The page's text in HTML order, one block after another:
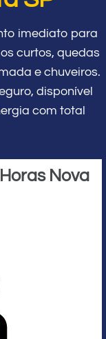
imediato para
curtos, quedas
e chuveiros.
disponível
com total
Nova